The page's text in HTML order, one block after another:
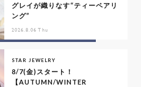
グレイが織りなす“ティーペアリ
ング”
2026.8.06 Thu
STAR JEWELRY
8/7(金)スタート！
【AUTUMN/WINTER